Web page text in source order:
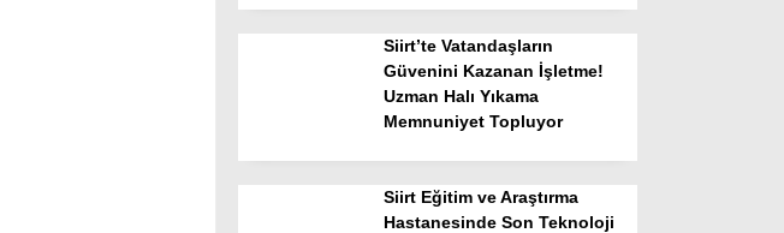
Siirt’te Vatandaşların
Güvenini Kazanan İşletme!
Uzman Halı Yıkama
Memnuniyet Topluyor
Siirt Eğitim ve Araştırma
Hastanesinde Son Teknoloji